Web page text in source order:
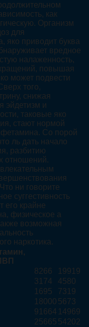
как
Организм
для
яко приводит буква
вредное
налаженность,
повышая
может подвести
того,
снижая
эйдетизм и
таковые яко
стают нормой
Со порой
ль дать начало
разбитию
отношений.
ни говорите
суггестивность
его крайне
физическое а
возможная
наркотика.
8266
19919
3174
4580
1695
7319
18000 5673
91664 14969
25665 54202